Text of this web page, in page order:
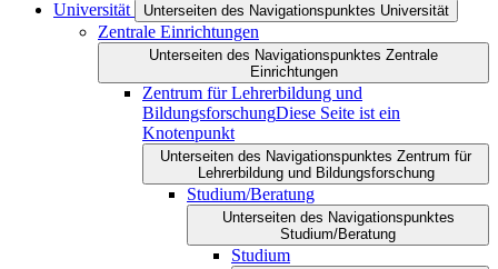
Universität Unterseiten des Navigationspunktes Universität
Zentrale Einrichtungen
Unterseiten des Navigationspunktes Zentrale
Einrichtungen
Zentrum für Lehrerbildung und
BildungsforschungDiese Seite ist ein
Knotenpunkt
Unterseiten des Navigationspunktes Zentrum für
Lehrerbildung und Bildungsforschung
Studium/Beratung
Unterseiten des Navigationspunktes
Studium/Beratung
Studium